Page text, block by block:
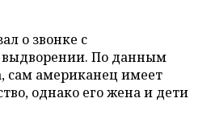
о звонке с
По данным
сам американец имеет
однако его жена и дети